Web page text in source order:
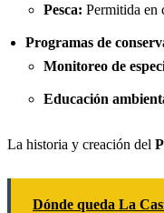
Pesca: Permitida en
Programas de
Monitoreo de
Educación
La historia y creación del
Dónde queda La